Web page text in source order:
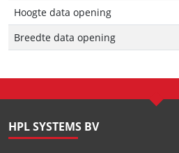
Hoogte data opening
Breedte data opening
HPL SYSTEMS BV